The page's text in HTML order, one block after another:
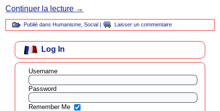
Continuer la lecture →
Publié dans Humanisme ,Social Laisser un commentaire
Log In
Username
Password
Remember Me